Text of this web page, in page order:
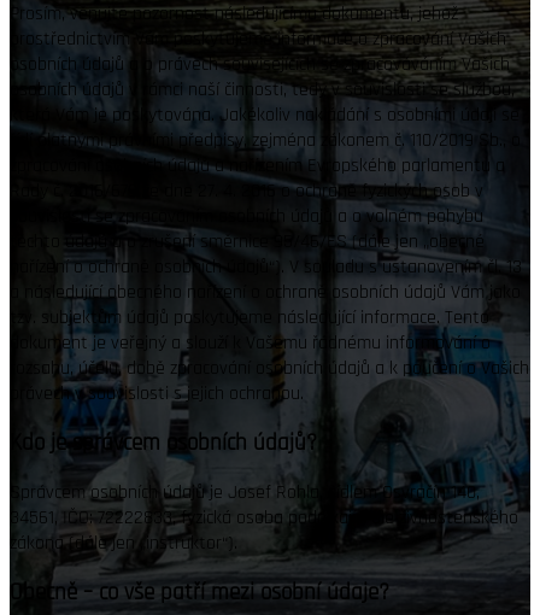
Prosím, věnujte pozornost následujícímu dokumentu, jehož
prostřednictvím Vám poskytujeme informace o zpracování Vašich
osobních údajů a o právech souvisejících se zpracováváním Vašich
osobních údajů v rámci naší činnosti, tedy v souvislosti se službou,
která Vám je poskytována. Jakékoliv nakládání s osobními údaji se
řídí platnými právními předpisy, zejména zákonem č. 110/2019 Sb., o
zpracování osobních údajů a nařízením Evropského parlamentu a
Rady č. 2016/679 ze dne 27. 4. 2016 o ochraně fyzických osob v
souvislosti se zpracováním osobních údajů a o volném pohybu
těchto údajů a o zrušení směrnice 95/46/ES (dále jen „obecné
nařízení o ochraně osobních údajů“). V souladu s ustanovením čl. 13
a následující obecného nařízení o ochraně osobních údajů Vám jako
tzv. subjektům údajů poskytujeme následující informace. Tento
dokument je veřejný a slouží k Vašemu řádnému informování o
rozsahu, účelu, době zpracování osobních údajů a k poučení o Vašich
právech v souvislosti s jejich ochranou.
Kdo je správcem osobních údajů?
Správcem osobních údajů je Josef Rohla, sídlem Osvračín 140,
34561, IČO: 72222833, fyzická osoba podnikající dle živnostenského
zákona (dále jen „instruktor“).
Obecně – co vše patří mezi osobní údaje?